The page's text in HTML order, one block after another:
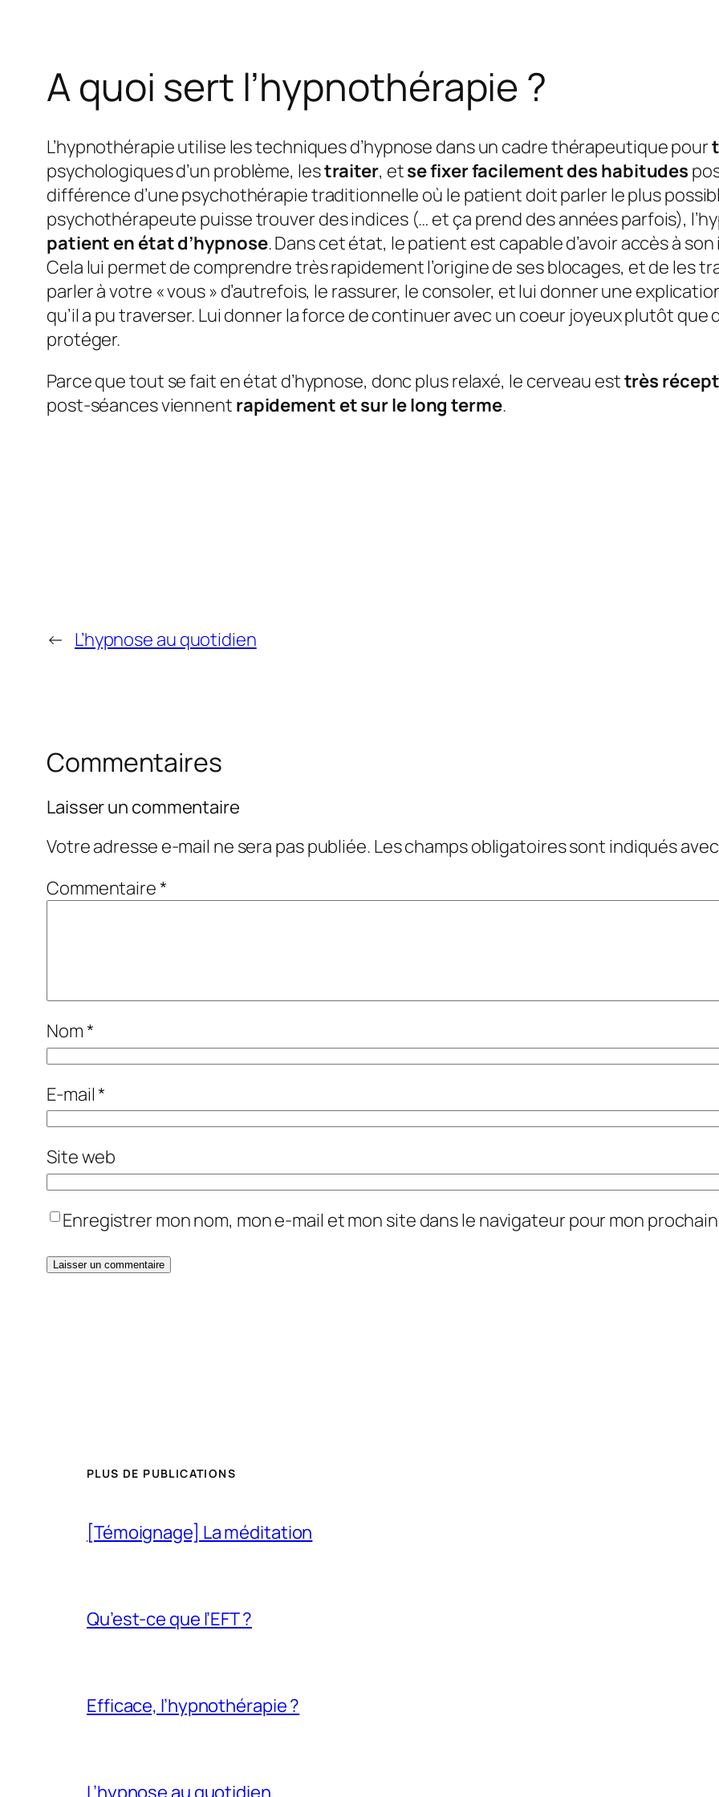
A quoi sert l’hypnothérapie ?
L’hypnothérapie utilise les techniques d’hypnose dans un cadre thérapeutique pour
psychologiques d’un problème, lestraiter, etse fixer facilement des habitudes
différence d’une psychothérapie traditionnelle où le patient doit parler le plus
psychothérapeute puisse trouver des indices (… et ça prend des années parfois),
patient en état d’hypnose. Dans cet état, le patient est capable d’avoir accès à
Cela lui permet de comprendre très rapidement l’origine de ses blocages, et de les
parler à votre « vous » d’autrefois, le rassurer, le consoler, et lui donner une
qu’il a pu traverser. Lui donner la force de continuer avec un coeur joyeux plutôt
protéger.
Parce que tout se fait en état d’hypnose, donc plus relaxé, le cerveau esttrès
post-séances viennent rapidement et sur le long terme.
← L’hypnose au quotidien
Commentaires
Laisser un commentaire
Votre adresse e-mail ne sera pas publiée. Les champs obligatoires sont indiqués
Commentaire*
Nom*
E-mail*
Site web
Enregistrer mon nom, mon e-mail et mon site dans le navigateur pour mon
PLUS DE PUBLICATIONS
[Témoignage] La méditation
Qu’est-ce que l’EFT ?
Efficace, l’hypnothérapie ?
L’hypnose au quotidien